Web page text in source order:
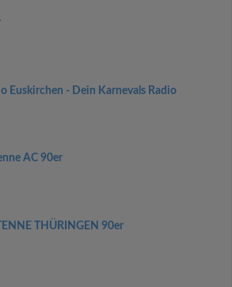
Euskirchen - Dein Karnevals Radio
AC 90er
THÜRINGEN 90er